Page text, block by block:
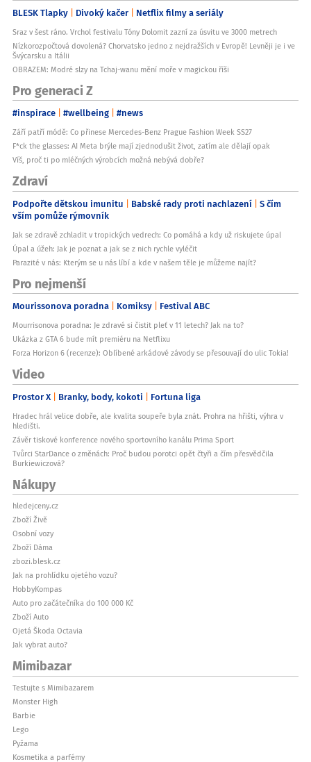
BLESK Tlapky Divoký kačer Netflix filmy a seriály
Sraz v šest ráno. Vrchol festivalu Tóny Dolomit zazní za úsvitu ve 3000 metrech
Nízkorozpočtová dovolená? Chorvatsko jedno z nejdražších v Evropě! Levněji je i ve
Švýcarsku a Itálii
OBRAZEM: Modré slzy na Tchaj-wanu mění moře v magickou říši
Pro generaci Z
#inspirace #wellbeing #news
Září patří módě: Co přinese Mercedes-Benz Prague Fashion Week SS27
F*ck the glasses: AI Meta brýle mají zjednodušit život, zatím ale dělají opak
Víš, proč ti po mléčných výrobcích možná nebývá dobře?
Zdraví
Podpořte dětskou imunitu Babské rady proti nachlazení S čím
vším pomůže rýmovník
Jak se zdravě zchladit v tropických vedrech: Co pomáhá a kdy už riskujete úpal
Úpal a úžeh: Jak je poznat a jak se z nich rychle vyléčit
Parazité v nás: Kterým se u nás líbí a kde v našem těle je můžeme najít?
Pro nejmenší
Mourissonova poradna Komiksy Festival ABC
Mourrisonova poradna: Je zdravé si čistit pleť v 11 letech? Jak na to?
Ukázka z GTA 6 bude mít premiéru na Netflixu
Forza Horizon 6 (recenze): Oblíbené arkádové závody se přesouvají do ulic Tokia!
Video
Prostor X Branky, body, kokoti Fortuna liga
Hradec hrál velice dobře, ale kvalita soupeře byla znát. Prohra na hřišti, výhra v
hledišti.
Závěr tiskové konference nového sportovního kanálu Prima Sport
Tvůrci StarDance o změnách: Proč budou porotci opět čtyři a čím přesvědčila
Burkiewiczová?
Nákupy
hledejceny.cz
Zboží Živě
Osobní vozy
Zboží Dáma
zbozi.blesk.cz
Jak na prohlídku ojetého vozu?
HobbyKompas
Auto pro začátečníka do 100 000 Kč
Zboží Auto
Ojetá Škoda Octavia
Jak vybrat auto?
Mimibazar
Testujte s Mimibazarem
Monster High
Barbie
Lego
Pyžama
Kosmetika a parfémy